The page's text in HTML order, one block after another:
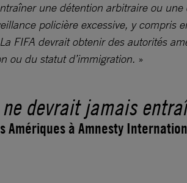
une détention arbitraire ou une
policière excessive, y
FIFA devrait obtenir des autorités
ou du statut d’immigration. »
devrait jamais
à Amnesty